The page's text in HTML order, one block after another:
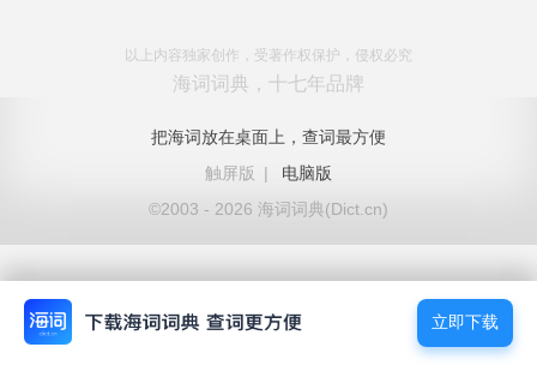
以上内容独家创作，受著作权保护，侵权必究
海词词典，十七年品牌
把海词放在桌面上，查词最方便
触屏版
|
电脑版
©2003 - 2026 海词词典(Dict.cn)
立即下载
立即下载